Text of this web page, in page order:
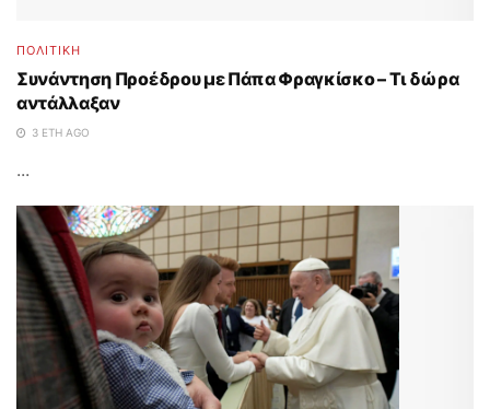
ΠΟΛΙΤΙΚΗ
Συνάντηση Προέδρου με Πάπα Φραγκίσκο – Τι δώρα
αντάλλαξαν
3 ΈΤΗ AGO
...